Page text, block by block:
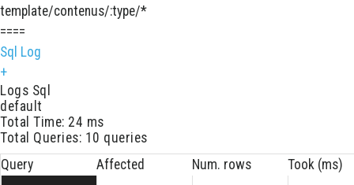
template/contenus/:type/*
====
Sql Log
+
Logs Sql
default
Total Time: 24 ms
Total Queries: 10 queries
Query
Affected Num. rows Took (ms)